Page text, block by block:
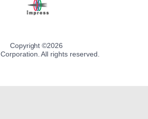
Copyright ©2026
All rights reserved.